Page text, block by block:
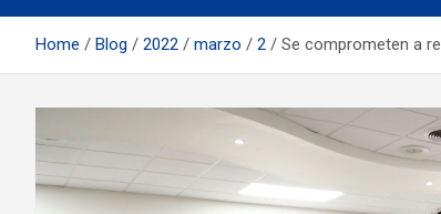
Home Blog 2022 marzo 2 Se comprometen a